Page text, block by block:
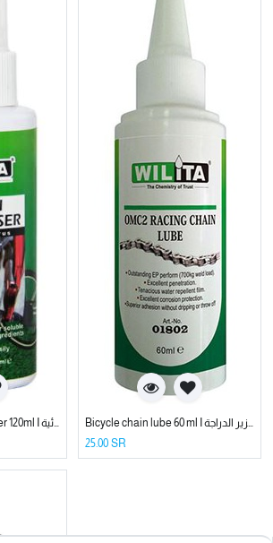
Bicycle chain degreaser 120ml I زيت للدراجة الهوائية
Bicycle chain lube 60 ml I زيت جنزير الدراجة
25.00 SR